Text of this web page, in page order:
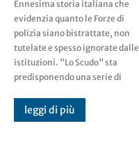
Ennesima storia italiana che
evidenzia quanto le Forze di
polizia siano bistrattate, non
tutelate e spesso ignorate dalle
istituzioni. "Lo Scudo" sta
predisponendo una serie di
lettere urgenti ai vertici dello
Stato e dell'Amministrazione
della Pubblica Sicurezza per
sollecitare un tempestivo
leggi di più